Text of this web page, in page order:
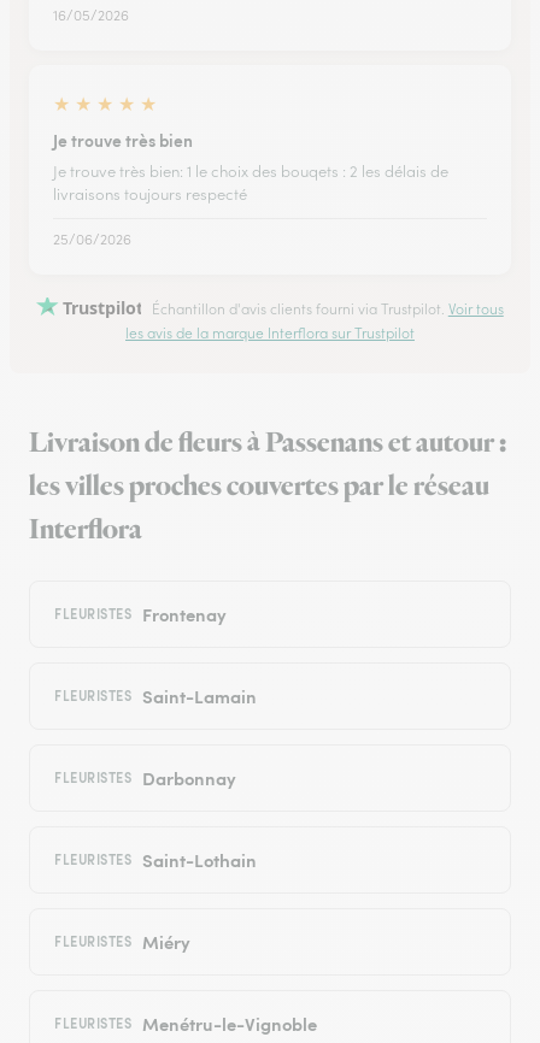
16/05/2026
★ ★ ★ ★ ★
Je trouve très bien
Je trouve très bien: 1 le choix des bouqets : 2 les délais de
livraisons toujours respecté
25/06/2026
Trustpilot Échantillon d'avis clients fourni via Trustpilot. Voir tous
les avis de la marque Interflora sur Trustpilot
Livraison de fleurs à Passenans et autour :
les villes proches couvertes par le réseau
Interflora
FLEURISTES Frontenay
FLEURISTES Saint-Lamain
FLEURISTES Darbonnay
FLEURISTES Saint-Lothain
FLEURISTES Miéry
FLEURISTES Menétru-le-Vignoble